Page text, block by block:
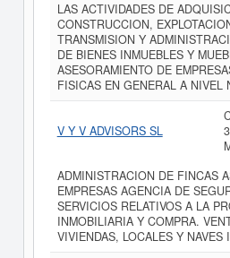
LAS ACTIVIDADES DE
CONSTRUCCION,
TRANSMISION Y
DE BIENES INMUEBLES Y
ASESORAMIENTO DE
FISICAS EN GENERAL A NIVEL
V Y V ADVISORS SL
ADMINISTRACION DE FINCAS
EMPRESAS AGENCIA DE
SERVICIOS RELATIVOS A LA
INMOBILIARIA Y COMPRA.
VIVIENDAS, LOCALES Y NAVES